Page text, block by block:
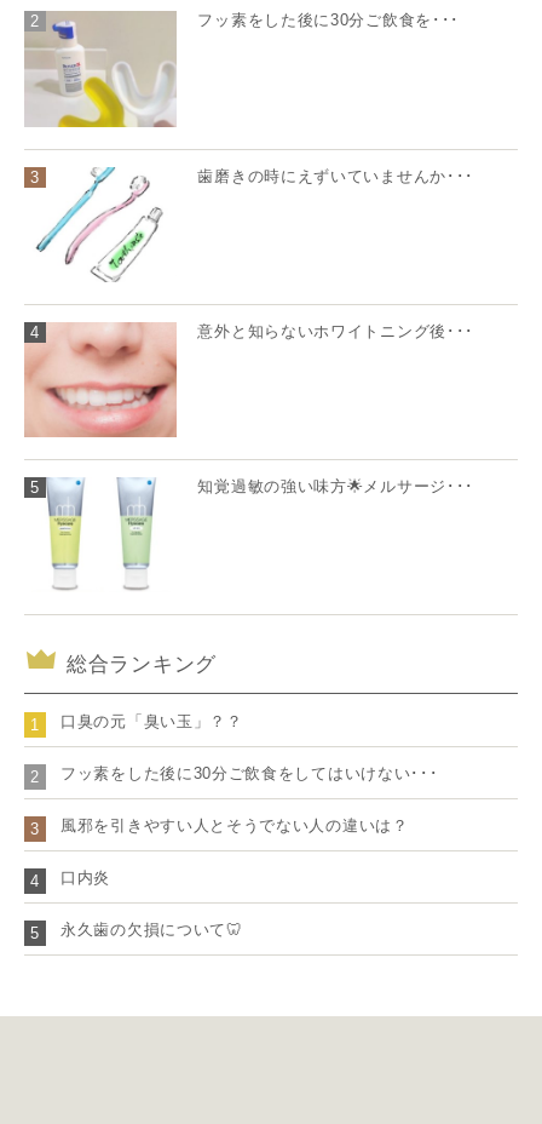
2 フッ素をした後に30分ご飲食を･･･
3 歯磨きの時にえずいていませんか･･･
4 意外と知らないホワイトニング後･･･
5 知覚過敏の強い味方🌟メルサージ･･･
総合ランキング
1 口臭の元「臭い玉」？？
2 フッ素をした後に30分ご飲食をしてはいけない･･･
3 風邪を引きやすい人とそうでない人の違いは？
4 口内炎
5 永久歯の欠損について🦷